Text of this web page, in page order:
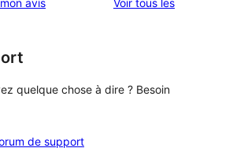
quelque chose à dire ? Besoin
de support